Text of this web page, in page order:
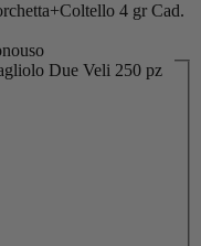
4 gr Cad.
Due Veli 250 pz